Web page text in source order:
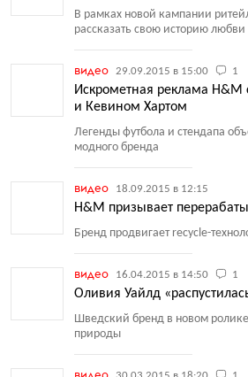
В рамках новой кампании
рассказать свою историю любви
видео 29.09.2015 в 15:00 1
Искрометная реклама
и Кевином Хартом
Легенды футбола и стендапа
модного бренда
видео 18.09.2015 в 12:15
H&M призывает
Бренд продвигает recycle-
видео 16.04.2015 в 14:50 1
Оливия Уайлд
Шведский бренд в новом
природы